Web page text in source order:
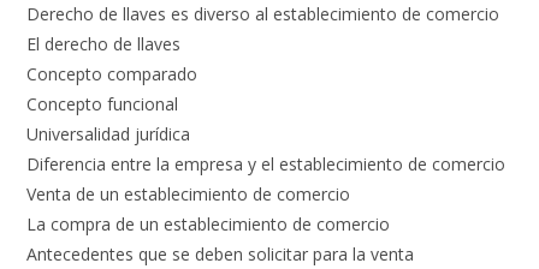
Derecho de llaves es diverso al establecimiento de comercio
El derecho de llaves
Concepto comparado
Concepto funcional
Universalidad jurídica
Diferencia entre la empresa y el establecimiento de comercio
Venta de un establecimiento de comercio
La compra de un establecimiento de comercio
Antecedentes que se deben solicitar para la venta